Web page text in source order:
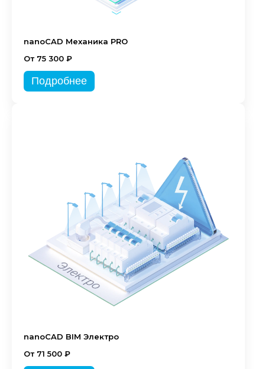
nanoCAD Механика PRO
От 75 300 ₽
Подробнее
nanoCAD BIM Электро
От 71 500 ₽